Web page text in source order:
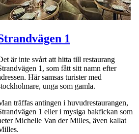
1
är inte svårt att hitta till restaurang
1, som fått sitt namn efter
Här samsas turister med
unga som gamla.
träffas antingen i huvudrestaurangen,
1 eller i mysiga bakfickan som
Michelle Van der Milles, även kallat